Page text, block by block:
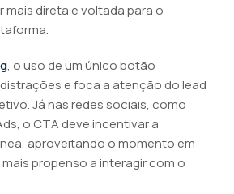
mais direta e voltada para o
, o uso de um único botão
e foca a atenção do lead
Já nas redes sociais, como
o CTA deve incentivar a
aproveitando o momento em
propenso a interagir com o